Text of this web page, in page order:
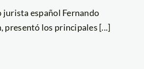
jurista español Fernando
presentó los principales [...]